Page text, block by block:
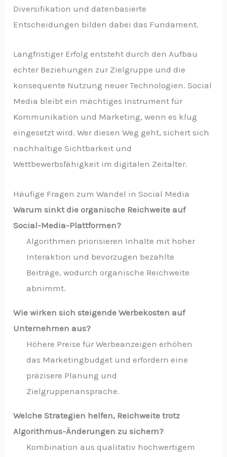
Diversifikation und datenbasierte
Entscheidungen bilden dabei das Fundament.
Langfristiger Erfolg entsteht durch den Aufbau
echter Beziehungen zur Zielgruppe und die
konsequente Nutzung neuer Technologien. Social
Media bleibt ein mächtiges Instrument für
Kommunikation und Marketing, wenn es klug
eingesetzt wird. Wer diesen Weg geht, sichert sich
nachhaltige Sichtbarkeit und
Wettbewerbsfähigkeit im digitalen Zeitalter.
Häufige Fragen zum Wandel in Social Media
Warum sinkt die organische Reichweite auf
Social-Media-Plattformen?
Algorithmen priorisieren Inhalte mit hoher
Interaktion und bevorzugen bezahlte
Beiträge, wodurch organische Reichweite
abnimmt.
Wie wirken sich steigende Werbekosten auf
Unternehmen aus?
Höhere Preise für Werbeanzeigen erhöhen
das Marketingbudget und erfordern eine
präzisere Planung und
Zielgruppenansprache.
Welche Strategien helfen, Reichweite trotz
Algorithmus-Änderungen zu sichern?
Kombination aus qualitativ hochwertigem